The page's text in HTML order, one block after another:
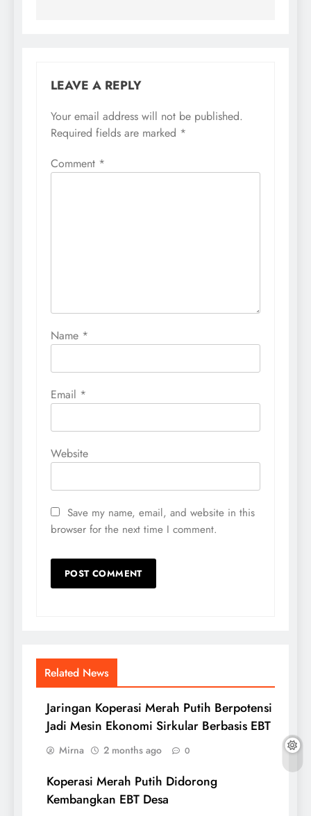
LEAVE A REPLY
Your email address will not be published.
Required fields are marked *
Comment *
Name *
Email *
Website
Save my name, email, and website in this
browser for the next time I comment.
Related News
Jaringan Koperasi Merah Putih Berpotensi
Jadi Mesin Ekonomi Sirkular Berbasis EBT
Mirna 2 months ago 0
Koperasi Merah Putih Didorong
Kembangkan EBT Desa